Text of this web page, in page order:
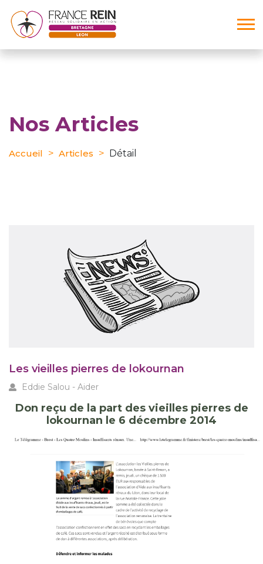
Nos Articles
Accueil Articles Détail
les vieilles pierres de lokournan
Eddie Salou - Aider
don reçu de la part des vieilles pierres de
lokournan le 6 décembre 2014